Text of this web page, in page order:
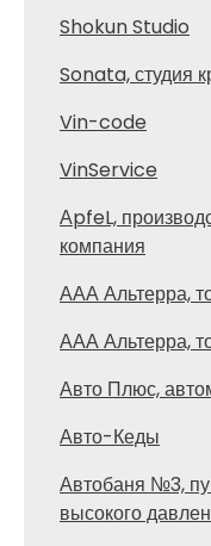
Shokun Studio
Sonata, студия
Vin-code
VinService
АpfeL,
компания
ААА Альтерра,
ААА Альтерра,
Авто Плюс,
Авто-Кеды
Автобаня №3,
высокого